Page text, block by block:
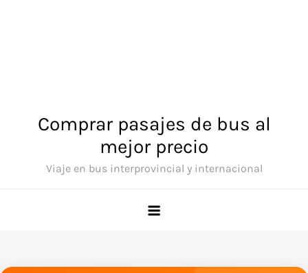
Comprar pasajes de bus al
mejor precio
Viaje en bus interprovincial y internacional